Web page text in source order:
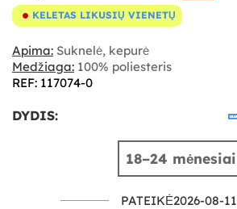
KELETAS LIKUSIŲ VIENETŲ
Apima: Suknelė, kepurė
Medžiaga: 100% poliesteris
REF: 117074-0
DYDIS:
18–24 mėnesiai
PATEIKĖ2026-08-11